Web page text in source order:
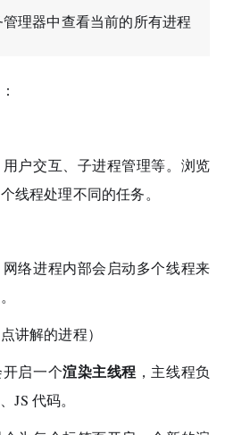
理器中查看当前的所有进程
户交互、子进程管理等。浏览
线程处理不同的任务。
络进程内部会启动多个线程来
讲解的进程）
启一个渲染主线程 ，主线程负
JS 代码。